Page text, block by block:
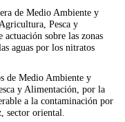
de Medio Ambiente y
Pesca y
sobre las zonas
aguas por los nitratos
de Medio Ambiente y
y Alimentación, por la
a la contaminación por
sector oriental.